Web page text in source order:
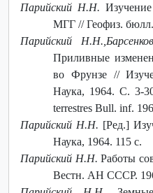
Парийский Н.Н.
МГГ // Геофиз.
Парийский
Приливные
во Фрунзе //
Наука, 1964. С. 3-
terrestres Bull. inf.
Парийский Н.Н. [Ред.]
Наука, 1964. 115 с.
Парийский Н.Н.Работы
Вестн. АН СССР.